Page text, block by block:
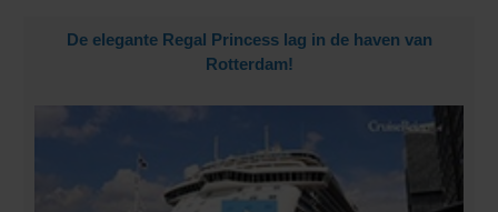
De elegante Regal Princess lag in de haven van
Rotterdam!